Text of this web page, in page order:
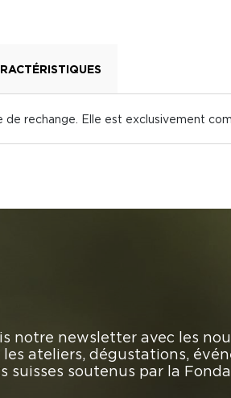
rechange. Elle est exclusivement
notre newsletter avec les
les ateliers, dégustations,
suisses soutenus par la